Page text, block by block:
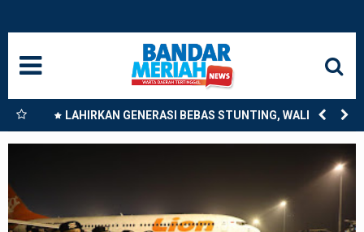
LAHIRKAN GENERASI BEBAS STUNTING, WALI KOTA
TEBING TINGGI DORONG OPTIMALISASI SP3 CATIN
NASIONAL
SUMUT
MEDAN
ACEH